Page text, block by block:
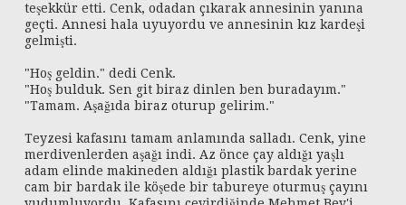
teşekkür etti. Cenk, odadan çıkarak annesinin yanına
geçti. Annesi hala uyuyordu ve annesinin kız kardeşi
gelmişti.
"Hoş geldin." dedi Cenk.
"Hoş bulduk. Sen git biraz dinlen ben buradayım."
"Tamam. Aşağıda biraz oturup gelirim."
Teyzesi kafasını tamam anlamında salladı. Cenk, yine
merdivenlerden aşağı indi. Az önce çay aldığı yaşlı
adam elinde makineden aldığı plastik bardak yerine
cam bir bardak ile köşede bir tabureye oturmuş çayını